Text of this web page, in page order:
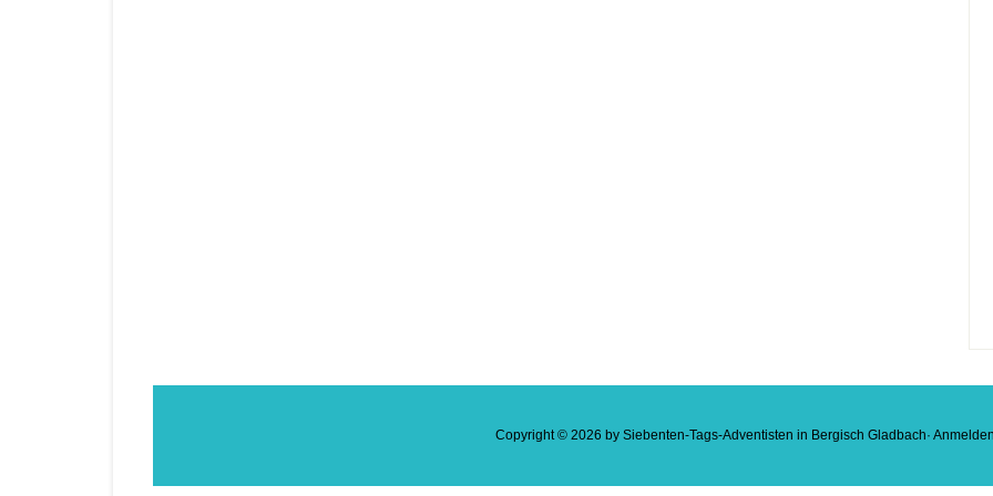
Copyright © 2026 by Siebenten-Tags-Adventisten in Bergisch Gladbach·